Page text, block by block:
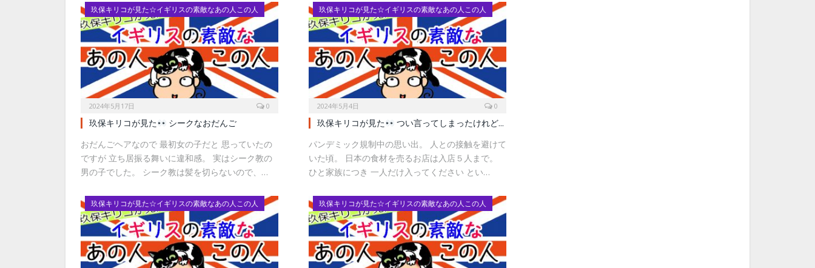
玖保キリコが見た☆イギリスの素敵なあの人この人
2024年5月17日 0
玖保キリコが見た
シークなおだんご
おだんごヘアなので 最初女の子だと 思っていたの
ですが 立ち居振る舞いに違和感。 実はシーク教の
男の子でした。 シーク教は髪を切らないので、…
玖保キリコが見た☆イギリスの素敵なあの人この人
2024年5月4日 0
玖保キリコが見た
つい言ってしまったけれど…
パンデミック規制中の思い出。 人との接触を避けて
いた頃。 日本の食材を売るお店は入店５人まで。
ひと家族につき 一人だけ入ってください とい…
玖保キリコが見た☆イギリスの素敵なあの人この人 玖保キリコが見た☆イギリスの素敵なあの人この人